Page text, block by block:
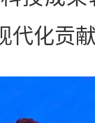
代化贡